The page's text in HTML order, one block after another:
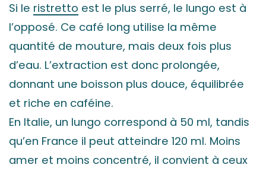
Si le ristretto est le plus serré, le lungo est à
l’opposé. Ce café long utilise la même
quantité de mouture, mais deux fois plus
d’eau. L’extraction est donc prolongée,
donnant une boisson plus douce, équilibrée
et riche en caféine.
En Italie, un lungo correspond à 50 ml, tandis
qu’en France il peut atteindre 120 ml. Moins
amer et moins concentré, il convient à ceux